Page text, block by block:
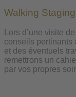
Walking Staging
Lors d’une visite
conseils pertinants
et des éventuels
remettrons un
par vos propres